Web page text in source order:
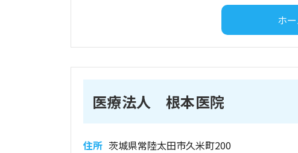
ホ
医療法人 根本医院
住所 茨城県常陸太田市久米町200